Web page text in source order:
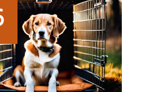
de produits dépassant 150 €
du produit est donc ajouté aux
frais de livraison.